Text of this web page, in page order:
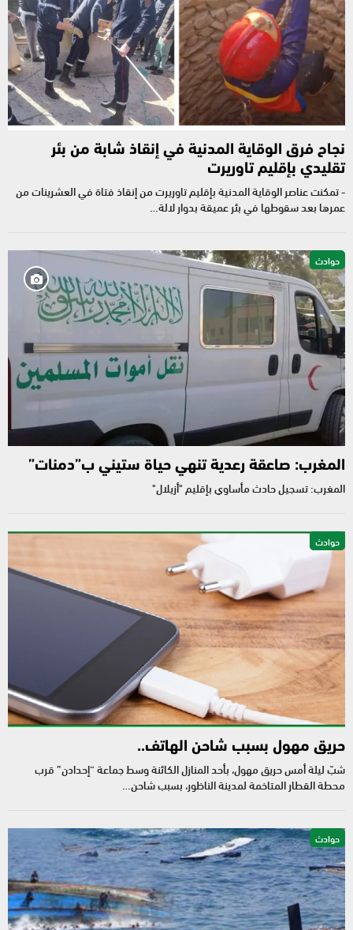
نجاح فرق الوقاية المدنية في إنقاذ شابة من بئر
تقليدي بإقليم تاوريرت
- تمكنت عناصر الوقاية المدنية بإقليم تاوريرت من إنقاذ فتاة في العشرينات من
عمرها بعد سقوطها في بئر عميقة بدوار لالة…
حوادث
المغرب: صاعقة رعدية تنهي حياة ستيني ب”دمنات”
المغرب: تسجيل حادث مأساوي بإقليم "أزيلال"
حوادث
حريق مهول بسبب شاحن الهاتف..
شبّ ليلة أمس حريق مهول، بأحد المنازل الكائنة وسط جماعة “إحدادن” قرب
محطة القطار المتاخمة لمدينة الناظور، بسبب شاحن…
حوادث